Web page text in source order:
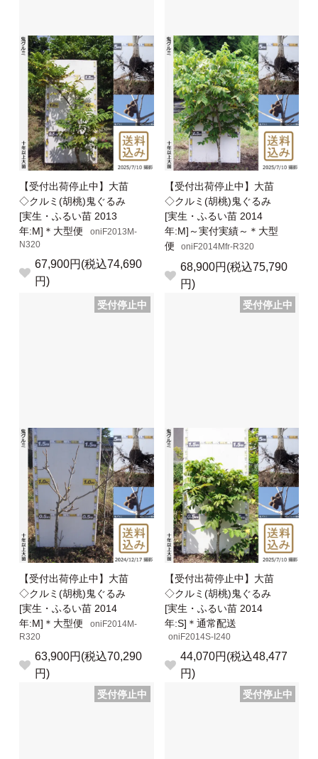
【受付出荷停止中】大苗
◇クルミ(胡桃)鬼ぐるみ
[実生・ふるい苗 2013
年:M]＊大型便
oniF2013M-
N320
67,900円(税込74,690
円)
【受付出荷停止中】大苗
◇クルミ(胡桃)鬼ぐるみ
[実生・ふるい苗 2014
年:M]～実付実績～＊大型
便
oniF2014Mfr-R320
68,900円(税込75,790
円)
受付停止中
【受付出荷停止中】大苗
◇クルミ(胡桃)鬼ぐるみ
[実生・ふるい苗 2014
年:M]＊大型便
oniF2014M-
R320
63,900円(税込70,290
円)
受付停止中
【受付出荷停止中】大苗
◇クルミ(胡桃)鬼ぐるみ
[実生・ふるい苗 2014
年:S]＊通常配送
oniF2014S-I240
44,070円(税込48,477
円)
受付停止中 受付停止中